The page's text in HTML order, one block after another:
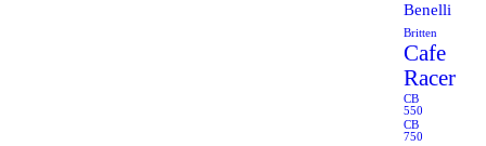
Benelli
Britten
Cafe
Racer
CB
550
CB
750